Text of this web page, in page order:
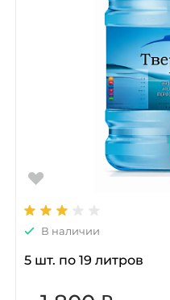
В наличии
5 шт. по 19 литров